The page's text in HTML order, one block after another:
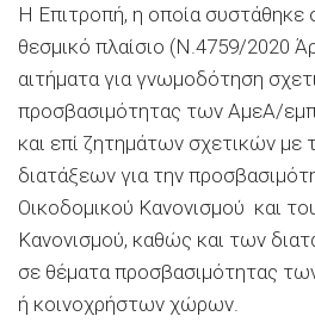
Η Επιτροπή, η οποία
θεσμικό πλαίσιο (Ν.4759/2020
αιτήματα για γνωμοδότηση
προσβασιμότητας των ΑμεΑ/
και επί ζητημάτων σχετικών
διατάξεων για την
Οικοδομικού Κανονισμού και
Κανονισμού, καθώς και των
σε θέματα προσβασιμότητας
ή κοινοχρήστων χώρων.